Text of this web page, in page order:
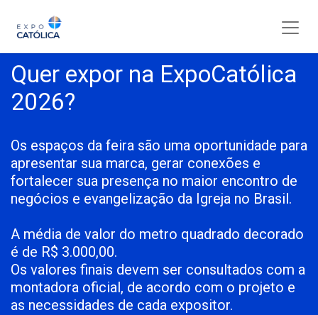
Quer expor na ExpoCatólica
2026?
Os espaços da feira são uma oportunidade para
apresentar sua marca, gerar conexões e
fortalecer sua presença no maior encontro de
negócios e evangelização da Igreja no Brasil.
A média de valor do metro quadrado decorado
é de R$ 3.000,00.
Os valores finais devem ser consultados com a
montadora oficial, de acordo com o projeto e
as necessidades de cada expositor.